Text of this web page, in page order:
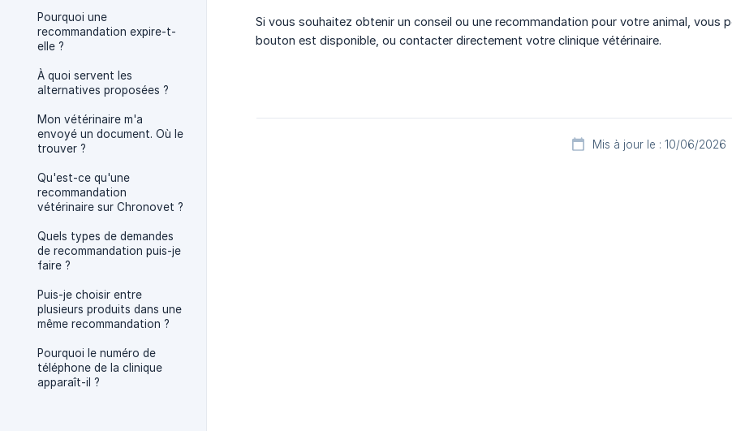
Pourquoi une
recommandation expire-t-
elle ?
À quoi servent les
alternatives proposées ?
Mon vétérinaire m'a
envoyé un document. Où le
trouver ?
Qu'est-ce qu'une
recommandation
vétérinaire sur Chronovet ?
Quels types de demandes
de recommandation puis-je
faire ?
Puis-je choisir entre
plusieurs produits dans une
même recommandation ?
Pourquoi le numéro de
téléphone de la clinique
apparaît-il ?
Si vous souhaitez obtenir un conseil ou une recommandation pour votre animal, vous
bouton est disponible, ou contacter directement votre clinique vétérinaire.
Mis à jour le : 10/06/2026